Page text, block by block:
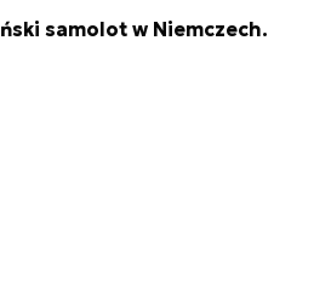
samolot w Niemczech.